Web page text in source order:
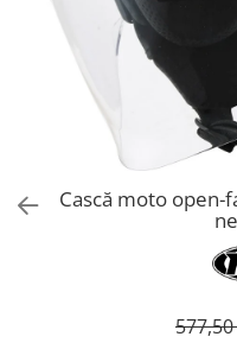
AIRBAG
CAGULE SI PROTECTII GAT
ECHIPAMENTE HARD
Lentile de Schimb
Ochelari
Ochelari Personalizabili
Stickere & Grafică
Tuning & Stunt
Cască moto open-